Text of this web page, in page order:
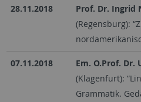
28.11.2018
Prof. Dr. Ingrid
(Regensburg):
07.11.2018
Em. O.Prof. Dr.
(Klagenfurt):
Grammatik.